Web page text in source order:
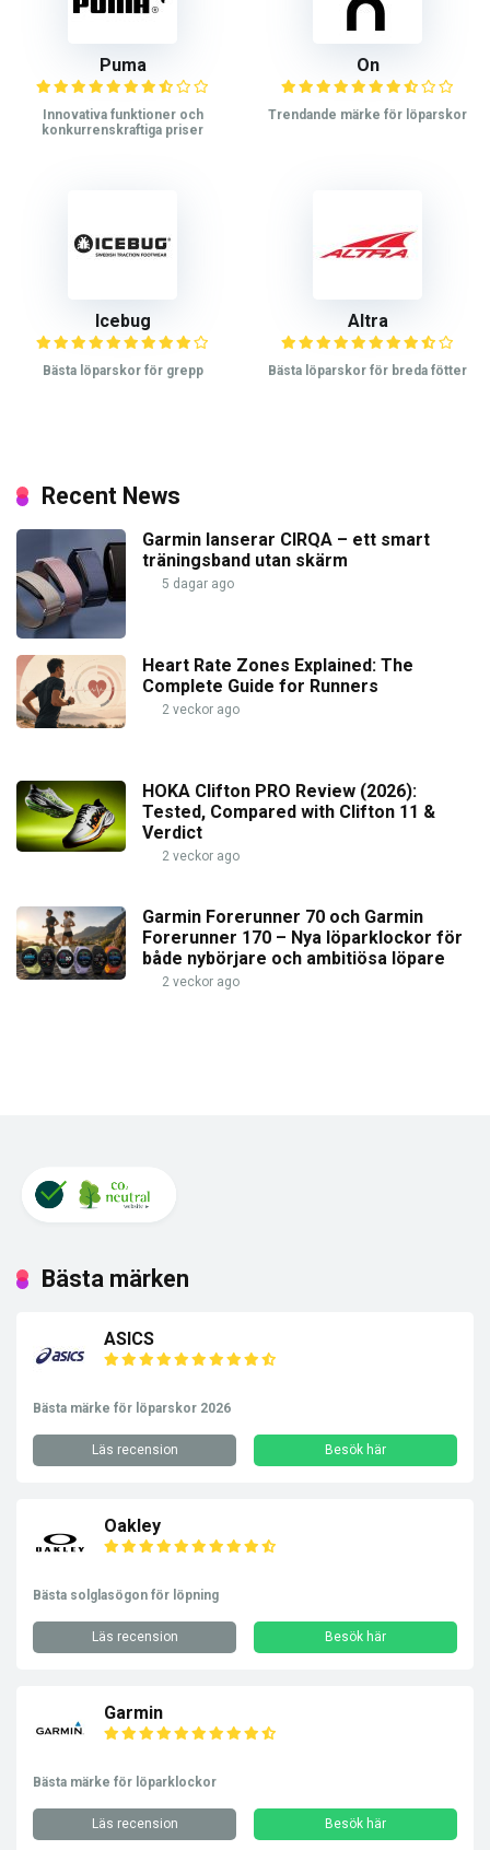
Puma
Innovativa funktioner och
konkurrenskraftiga priser
On
Trendande märke för löparskor
Icebug
Bästa löparskor för grepp
Altra
Bästa löparskor för breda fötter
Recent News
Garmin lanserar CIRQA – ett smart
träningsband utan skärm
5 dagar ago
Heart Rate Zones Explained: The
Complete Guide for Runners
2 veckor ago
HOKA Clifton PRO Review (2026):
Tested, Compared with Clifton 11 &
Verdict
2 veckor ago
Garmin Forerunner 70 och Garmin
Forerunner 170 – Nya löparklockor för
både nybörjare och ambitiösa löpare
2 veckor ago
Bästa märken
ASICS
Bästa märke för löparskor 2026
Läs recension Besök här
Oakley
Bästa solglasögon för löpning
Läs recension Besök här
Garmin
Bästa märke för löparklockor
Läs recension Besök här